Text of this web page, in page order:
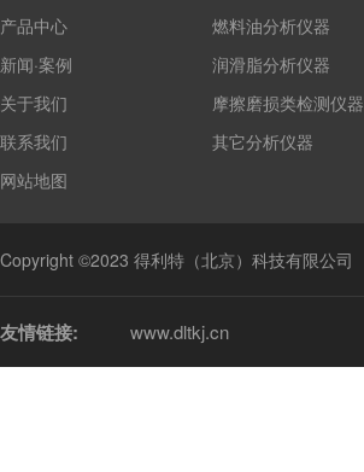
产品中心
新闻·案例
关于我们
联系我们
网站地图
燃料油分析仪器
润滑脂分析仪器
摩擦磨损类检测仪器
其它分析仪器
Copyright ©2023 得利特（北京）科技有限公司
友情链接: www.dltkj.cn